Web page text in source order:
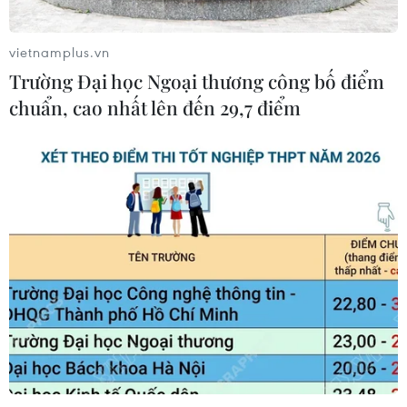
09/08/2026 22:00
Khám phá điểm du lịch nổi
09/08/2026 16:20
Nga và Syria đạt thỏa thuận mới về
tương lai hai căn cứ chiến lược
09/08/2026 15:21
Vấn đề người di cư: Đức khôi phục cơ
chế trả người xin tị nạn về Italy
vietnamplus.vn
Trường Đại học Ngoại thương công bố điểm
chuẩn, cao nhất lên đến 29,7 điểm